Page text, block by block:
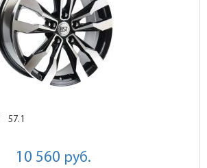
57.1
10 560 руб.